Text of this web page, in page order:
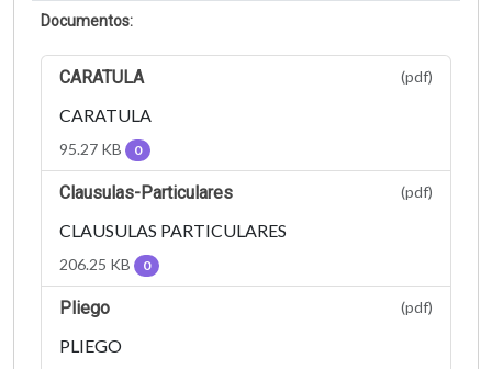
Documentos:
CARATULA (pdf)
CARATULA
95.27 KB 0
Clausulas-Particulares (pdf)
CLAUSULAS PARTICULARES
206.25 KB 0
Pliego (pdf)
PLIEGO